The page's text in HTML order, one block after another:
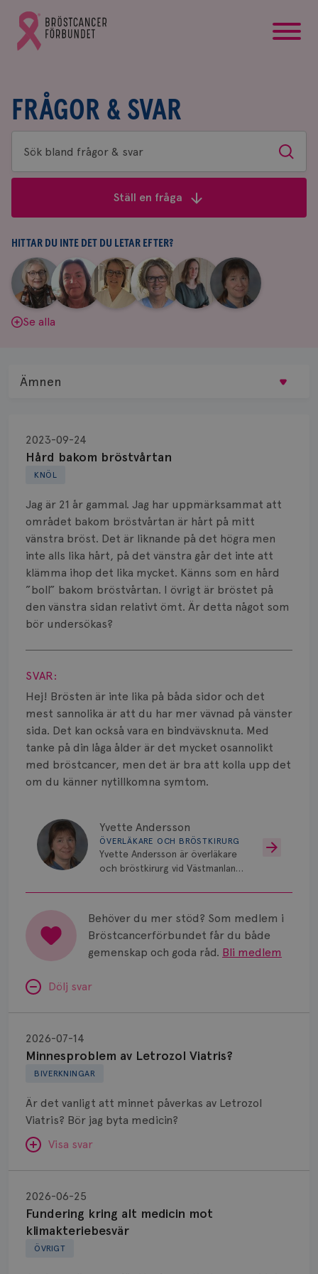
Gå
till
Bröstcancerförbundets
FRÅGOR & SVAR
Sök
bland
&
svar
Sök
Ställ en fråga
HITTAR DU INTE DET DU LETAR EFTER?
Aina
Johnsson
|
Anne
Andersson
Fredrika
Killander
|
Jeanette
Bäcklund
|
Maria
Edegran
|
Yvette
Andersson
Se alla
KNÖL
Hård bakom bröstvårtan
2023-09-24
Jag är 21 år gammal. Jag har uppmärksammat att
området bakom bröstvårtan är hårt på mitt
vänstra bröst. Det är liknande på det högra men
inte alls lika hårt, på det vänstra går det inte att
klämma ihop det lika mycket. Känns som en hård
”boll” bakom bröstvårtan. I övrigt är bröstet på
den vänstra sidan relativt ömt. Är detta något som
bör undersökas?
Visa svar
SVAR:
Hej! Brösten är inte lika på båda sidor och det
mest sannolika är att du har mer vävnad på vänster
sida. Det kan också vara en bindvävsknuta. Med
tanke på din låga ålder är det mycket osannolikt
med bröstcancer, men det är bra att kolla upp det
om du känner nytillkomna symtom.
Yvette Andersson
ÖVERLÄKARE OCH BRÖSTKIRURG
Yvette Andersson är överläkare
och bröstkirurg vid Västmanlands
Behöver du mer stöd? Som medlem i
Bröstcancerförbundet får du både
gemenskap och goda råd. Bli medlem
Dölj svar
BIVERKNINGAR
Minnesproblem av Letrozol Viatris?
2026-07-14
Är det vanligt att minnet påverkas av Letrozol
Viatris? Bör jag byta medicin?
Visa svar
SVAR:
Hej. Oavsett vilken hormonsänkande behandling
(men även cytostatika) man får så kan en del
uppleva negativ påverkan på minnet. Prata din
Letrozol
Viatris?
ÖVRIGT
Fundering kring alt medicin mot
klimakteriebesvär
2026-06-25
kring
medicin
Ämnen
Biopsi
Biverkningar
Bröstvårta
Knöl
Läkemedel
Typ av bröstcancer
Prognos
Risker
Spridd bröstcancer
Strålning